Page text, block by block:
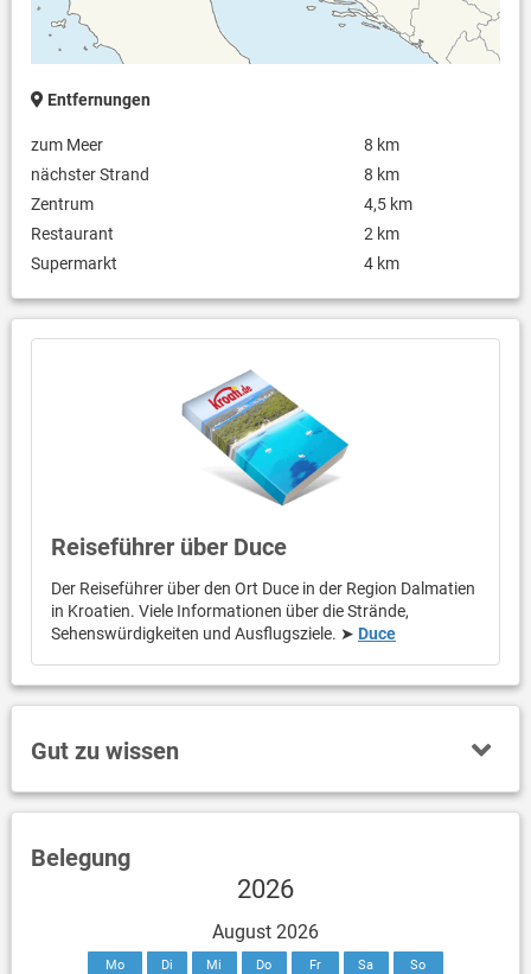
Entfernungen
zum Meer
8 km
nächster Strand
8 km
Zentrum
4,5 km
Restaurant
2 km
Supermarkt
4 km
Reiseführer über Duce
Der Reiseführer über den Ort Duce in der Region Dalmatien
in Kroatien. Viele Informationen über die Strände,
Sehenswürdigkeiten und Ausflugsziele. ➤ Duce
Gut zu wissen
Belegung
2026
August 2026
Mo Di Mi Do Fr Sa So